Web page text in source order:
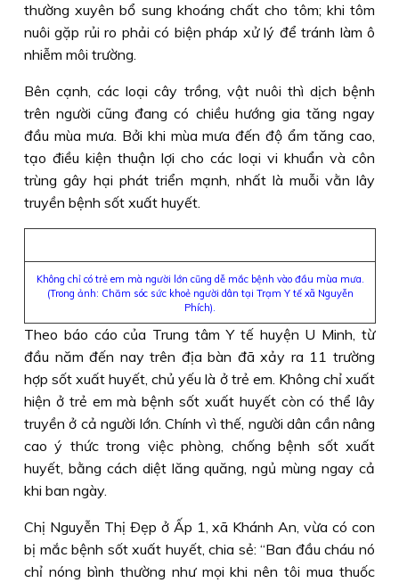
thường xuyên bổ sung khoáng chất cho tôm; khi tôm
nuôi gặp rủi ro phải có biện pháp xử lý để tránh làm ô
nhiễm môi trường.
Bên cạnh, các loại cây trồng, vật nuôi thì dịch bệnh
trên người cũng đang có chiều hướng gia tăng ngay
đầu mùa mưa. Bởi khi mùa mưa đến độ ẩm tăng cao,
tạo điều kiện thuận lợi cho các loại vi khuẩn và côn
trùng gây hại phát triển mạnh, nhất là muỗi vằn lây
truyền bệnh sốt xuất huyết.
Không chỉ có trẻ em mà người lớn cũng dễ mắc bệnh vào đầu mùa mưa.
(Trong ảnh: Chăm sóc sức khoẻ người dân tại Trạm Y tế xã Nguyễn
Phích).
Theo báo cáo của Trung tâm Y tế huyện U Minh, từ
đầu năm đến nay trên địa bàn đã xảy ra 11 trường
hợp sốt xuất huyết, chủ yếu là ở trẻ em. Không chỉ xuất
hiện ở trẻ em mà bệnh sốt xuất huyết còn có thể lây
truyền ở cả người lớn. Chính vì thế, người dân cần nâng
cao ý thức trong việc phòng, chống bệnh sốt xuất
huyết, bằng cách diệt lăng quăng, ngủ mùng ngay cả
khi ban ngày.
Chị Nguyễn Thị Ðẹp ở Ấp 1, xã Khánh An, vừa có con
bị mắc bệnh sốt xuất huyết, chia sẻ: “Ban đầu cháu nó
chỉ nóng bình thường như mọi khi nên tôi mua thuốc